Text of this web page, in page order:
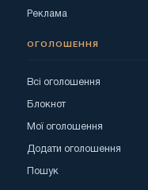
Реклама
ОГОЛОШЕННЯ
Всі оголошення
Блокнот
Мої оголошення
Додати оголошення
Пошук